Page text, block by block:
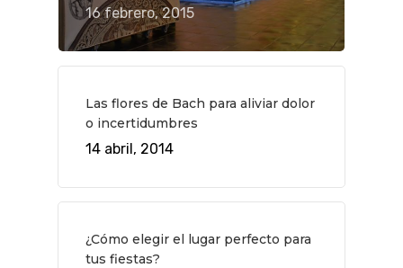
16 febrero, 2015
Las flores de Bach para aliviar dolor
o incertidumbres
14 abril, 2014
¿Cómo elegir el lugar perfecto para
tus fiestas?
QUÉ HACER
Cine
GASTRO
Gourmet
VIAJES